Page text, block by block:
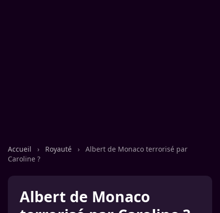
Accueil › Royauté ›
Albert de Monaco terrorisé par
Caroline ?
Albert de Monaco